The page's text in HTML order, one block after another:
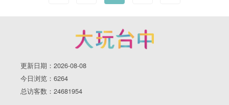
更新日期：2026-08-08
今日浏览：6264
总访客数：24681954